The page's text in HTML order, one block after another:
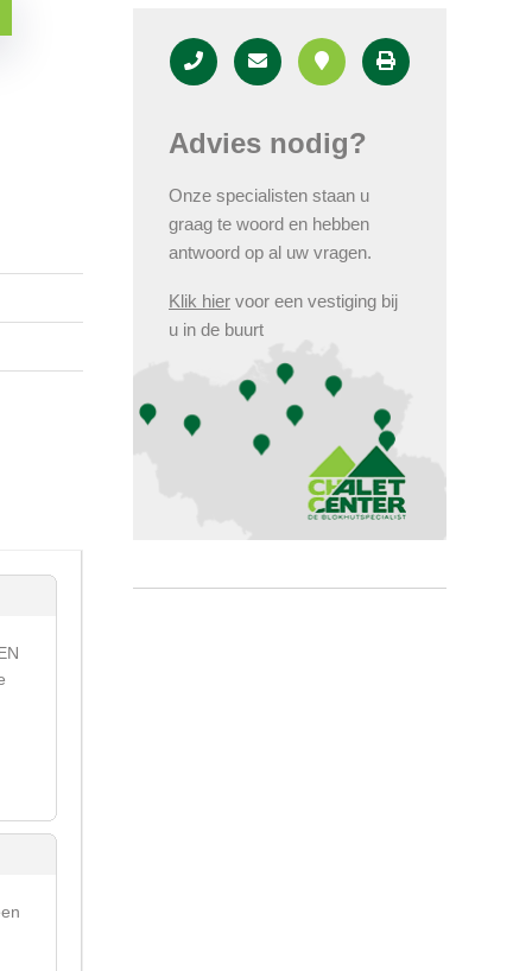
Advies nodig?
Onze specialisten staan u
graag te woord en hebben
antwoord op al uw vragen.
Klik hier voor een vestiging bij
u in de buurt